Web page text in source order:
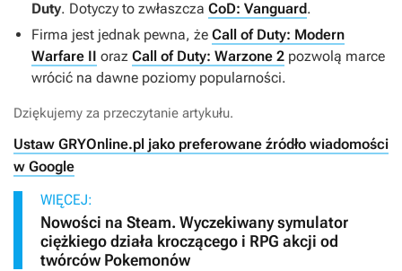
Duty. Dotyczy to zwłaszcza CoD: Vanguard.
Firma jest jednak pewna, że Call of Duty: Modern
Warfare II oraz Call of Duty: Warzone 2 pozwolą marce
wrócić na dawne poziomy popularności.
Dziękujemy za przeczytanie artykułu.
Ustaw GRYOnline.pl jako preferowane źródło wiadomości
w Google
WIĘCEJ:
Nowości na Steam. Wyczekiwany symulator
ciężkiego działa kroczącego i RPG akcji od
twórców Pokemonów